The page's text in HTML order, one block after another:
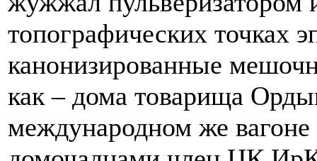
топографических точках
канонизированные
как – дома товарища
международном же